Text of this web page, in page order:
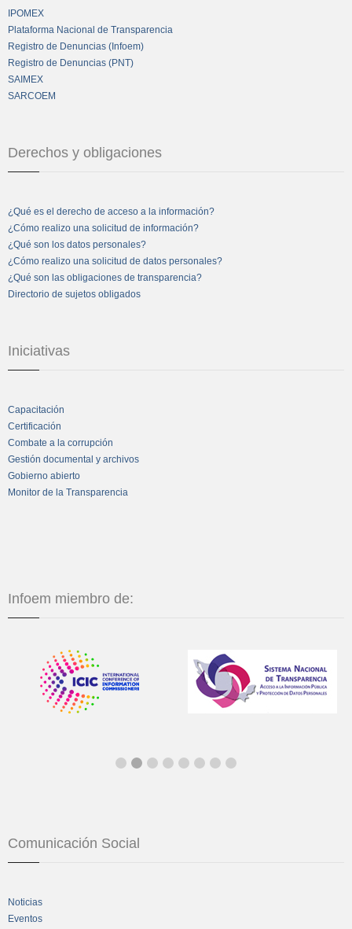
IPOMEX
Plataforma Nacional de Transparencia
Registro de Denuncias (Infoem)
Registro de Denuncias (PNT)
SAIMEX
SARCOEM
Derechos y obligaciones
¿Qué es el derecho de acceso a la información?
¿Cómo realizo una solicitud de información?
¿Qué son los datos personales?
¿Cómo realizo una solicitud de datos personales?
¿Qué son las obligaciones de transparencia?
Directorio de sujetos obligados
Iniciativas
Capacitación
Certificación
Combate a la corrupción
Gestión documental y archivos
Gobierno abierto
Monitor de la Transparencia
Infoem miembro de:
Comunicación Social
Noticias
Eventos